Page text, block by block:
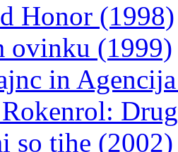
Honor (1998)
ovinku (1999)
in
so tihe (2002)